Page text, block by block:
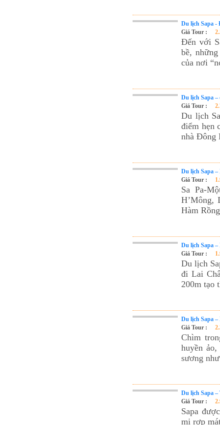
Du lịch Sapa -
Giá Tour :
Đến với
bề,
của nơi
Du lịch Sapa
Giá Tour :
Du lịch
điểm hẹn
nhà Đông
Du lịch Sapa
Giá Tour :
Sa Pa-
H’Mông,
Hàm
Du lịch Sapa –
Giá Tour :
Du lịch
đi Lai
200m tạo
Du lịch Sapa
Giá Tour :
Chìm
huyền
sương
Du lịch Sapa
Giá Tour :
Sapa
mi rợp